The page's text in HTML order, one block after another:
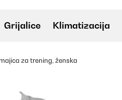
Grijalice Klimatizacija
za trening, ženska